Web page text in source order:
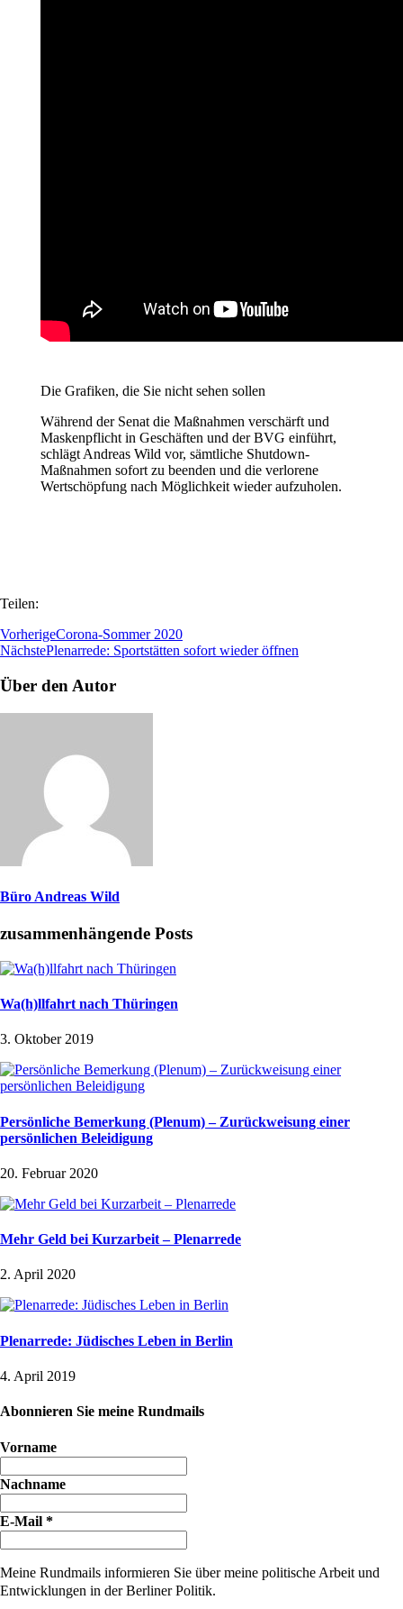
Die Grafiken, die Sie nicht sehen sollen
Während der Senat die Maßnahmen verschärft und
Maskenpflicht in Geschäften und der BVG einführt,
schlägt Andreas Wild vor, sämtliche Shutdown-
Maßnahmen sofort zu beenden und die verlorene
Wertschöpfung nach Möglichkeit wieder aufzuholen.
Teilen:
VorherigeCorona-Sommer 2020
NächstePlenarrede: Sportstätten sofort wieder öffnen
Über den Autor
Büro Andreas Wild
zusammenhängende Posts
Wa(h)llfahrt nach Thüringen
3. Oktober 2019
Persönliche Bemerkung (Plenum) – Zurückweisung einer
persönlichen Beleidigung
20. Februar 2020
Mehr Geld bei Kurzarbeit – Plenarrede
2. April 2020
Plenarrede: Jüdisches Leben in Berlin
4. April 2019
Abonnieren Sie meine Rundmails
Vorname
Nachname
E-Mail *
Meine Rundmails informieren Sie über meine politische Arbeit und
Entwicklungen in der Berliner Politik.